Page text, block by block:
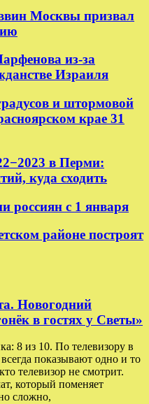
Москвы призвал
из-за
Израиля
и штормовой
крае 31
в Перми:
куда сходить
россиян с 1 января
районе построят
Новогодний
в гостях у Светы»
8 из 10. По телевизору в
показывают одно и то
телевизор не смотрит.
который поменяет
сложно,